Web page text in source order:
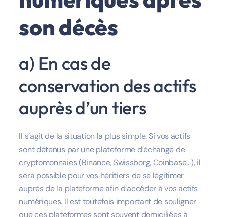
son décès
a) En cas de
conservation des actifs
auprès d’un tiers
Il s’agit de la situation la plus simple. Si vos actifs
sont détenus par une plateforme d’échange de
cryptomonnaies (Binance, Swissborg, Coinbase…), il
sera possible pour vos héritiers de se légitimer
auprès de la plateforme afin d’accéder à vos actifs
numériques. Il est toutefois important de souligner
que ces plateformes sont souvent domiciliées à